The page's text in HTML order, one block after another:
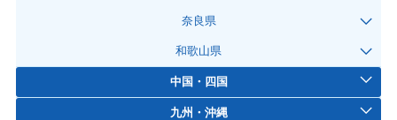
奈良県
和歌山県
中国・四国
九州・沖縄